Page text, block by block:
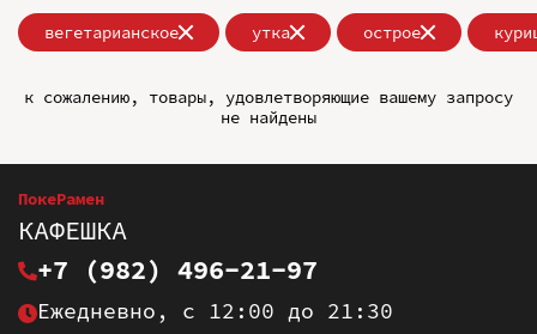
вегетарианское утка острое
к сожалению, товары, удовлетворяющие вашему запросу
не найдены
ПокеРамен
КАФЕШКА
+7 (982) 496-21-97
Ежедневно, с 12:00 до 21:30